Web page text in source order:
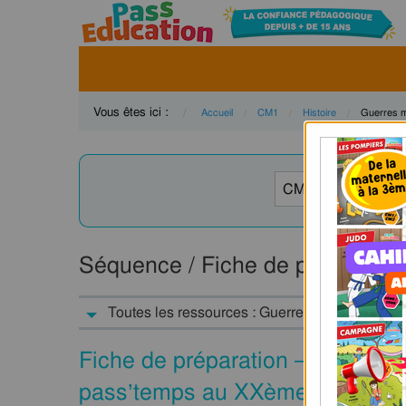
Vous êtes ici : Accueil CM1 Histoire Current:
Guerres
Séquence / Fiche de
Toutes les ressources : Guerres mondiales :
Fiche de préparation –
pass’temps au XXème siècle –